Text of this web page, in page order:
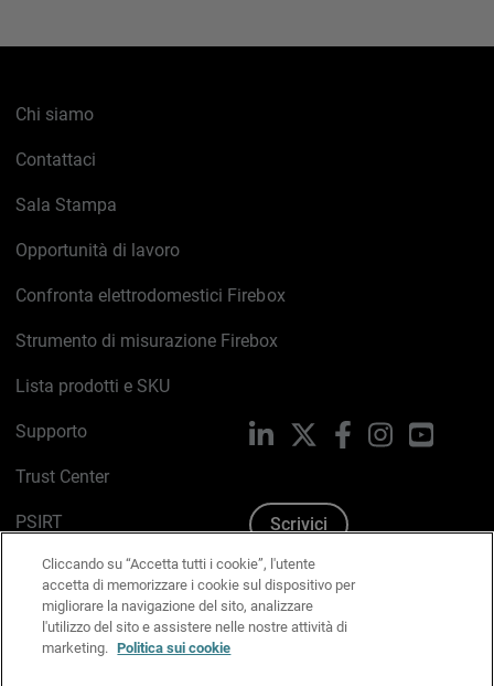
Chi siamo
Contattaci
Sala Stampa
Opportunità di lavoro
Confronta elettrodomestici Firebox
Strumento di misurazione Firebox
Lista prodotti e SKU
Supporto
Trust Center
PSIRT
Politica sui cookie
Informativa sulla privacy
Kit Media & Brand
LinkedIn FacebookInstagram
Scrivici
Cliccando su “Accetta tutti i cookie”, l'utente
accetta di memorizzare i cookie sul dispositivo per
migliorare la navigazione del sito, analizzare
l'utilizzo del sito e assistere nelle nostre attività di
marketing. Politica sui cookie